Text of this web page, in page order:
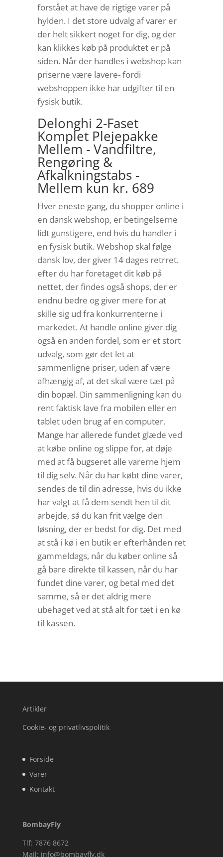
forstået at have de rigtige varer på
hylden. I det store udvalg af varer er
der helt sikkert noget for dig, og der
kan klikkes køb på produktet er på
siden. Når der handles i webshop kan
priserne være lavere- fordi
webshoppen ikke har udgifter til en
fysisk butik.
Delonghi 2-Faset
Komplet Plejepakke
Mellem - Vandfiltre,
Rengøring &
Afkalkningstabs -
Mellem kun kr. 689
Hver eneste gang, du shopper online i
en dansk webshop, er betingelserne
lidt gunstigere, end hvis du handler i
en fysisk butik. Webshop skal følge
dansk lov, der giver 14 dages retrret.
efter du har foretaget dit køb på
nettet, der findes også shops, der er
endnu bedre og giver mere for at
skille sig ud fra konkurrenterne i
markedet. At handle online giver dig
også en anden fordel, som er et stort
udvalg, som gør det let at
sammenligne priser, uden af være
afhængig af, at det skal være tæt på
din bopæl. Din sammenligning kan du
rent faktisk lave fra mobilen eller en
tablet uden brug af en computer.
Mange har allerede fundet glæde ved
at købe online og slippe for, at døje
med at få bugseret alle varerne hjem
til dig selv. Når du har købt dine varer,
sendes de til din adresse, hvis du ikke
har valgt at få dem sendt hen til dit
arbejde, så du kan frit vælge den
løsning, der er bedst for dig. Det med
at stå i kø i en butik er efterhånden ret
gammeldags, når du køber online så
gå bare direkte til kassen, når du har
fundet dine varer, og betal med det
samme, så er det aldrig mere
ubehaget ved at stå alt for tæt i en kø
til kassen.
Artikler
Cookie- og privatlivspolitik
Forside
Varer
Kontakt
BombayFly
Tlf: 7876 8672
Mail: info@bombayfly.dk